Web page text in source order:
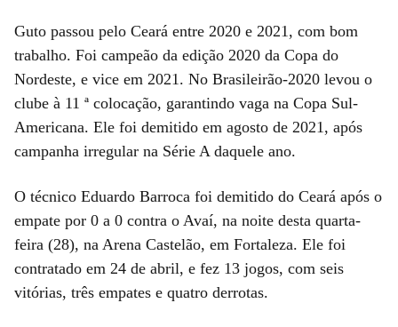
Guto passou pelo Ceará entre 2020 e 2021, com bom
trabalho. Foi campeão da edição 2020 da Copa do
Nordeste, e vice em 2021. No Brasileirão-2020 levou o
clube à 11 ª colocação, garantindo vaga na Copa Sul-
Americana. Ele foi demitido em agosto de 2021, após
campanha irregular na Série A daquele ano.
O técnico Eduardo Barroca foi demitido do Ceará após o
empate por 0 a 0 contra o Avaí, na noite desta quarta-
feira (28), na Arena Castelão, em Fortaleza. Ele foi
contratado em 24 de abril, e fez 13 jogos, com seis
vitórias, três empates e quatro derrotas.